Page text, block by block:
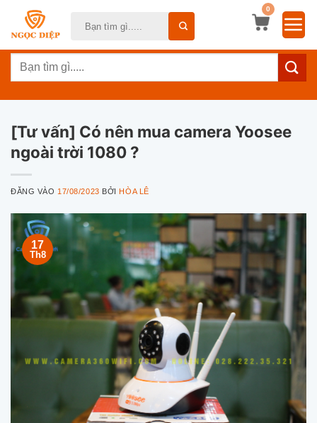
dung
0
Tìm
[Tư vấn] Có nên mua camera Yoosee
ngoài trời 1080 ?
ĐĂNG VÀO 17/08/2023 BỞIHÒA LÊ
17
Th8